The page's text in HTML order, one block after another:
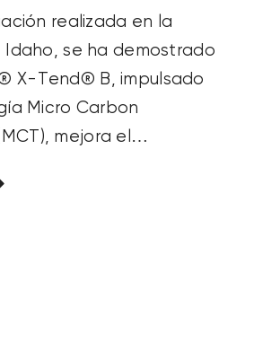
realizada en la
Idaho, se ha demostrado
X-Tend® B, impulsado
Micro Carbon
mejora el
tradujo en una mayor